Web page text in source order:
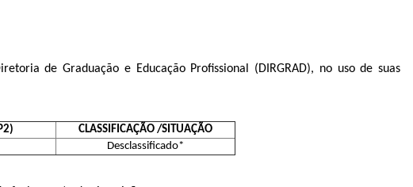
de Graduação e Educação Profissional (DIRGRAD), no uso de suas
CLASSIFICAÇÃO /SITUAÇÃO
Desclassificado*